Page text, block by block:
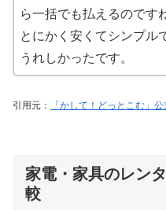
ら一括でも払えるのです
とにかく安くてシンプル
うれしかったです。
引用元： 「かして！どっとこむ」
家電・家具のレン
較